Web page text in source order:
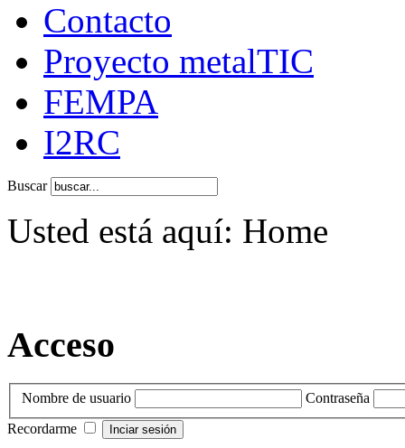
Contacto
Proyecto metalTIC
FEMPA
I2RC
Buscar
Usted está aquí: Home
Acceso
Nombre de usuario
Contraseña
Recordarme